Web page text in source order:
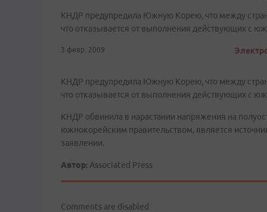
КНДР предупредила Южную Корею, что между
что отказывается от выполнения действующих с
3 февр. 2009
КНДР предупредила Южную Корею, что между
что отказывается от выполнения действующих с
КНДР обвинила в нарастании напряжения на
южнокорейским правительством, является
заявлении.
Автор: Associated Press
Comments are disabled